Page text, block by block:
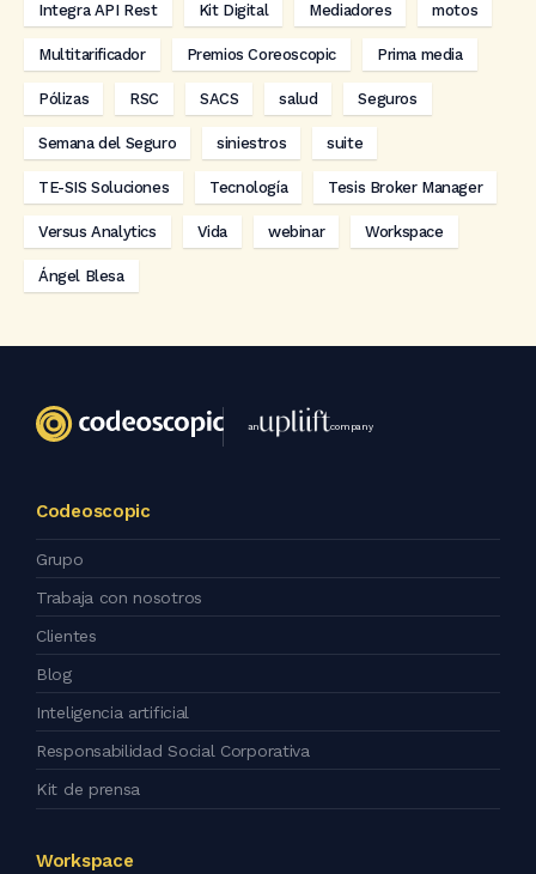
Integra API Rest Kit Digital Mediadores motos
Multitarificador Premios Coreoscopic Prima media
Pólizas RSC SACS salud Seguros
Semana del Seguro siniestros suite
TE-SIS Soluciones Tecnología Tesis Broker Manager
Versus Analytics Vida webinar Workspace
Ángel Blesa
an company
Codeoscopic
Grupo
Trabaja con nosotros
Clientes
Blog
Inteligencia artificial
Responsabilidad Social Corporativa
Kit de prensa
Workspace